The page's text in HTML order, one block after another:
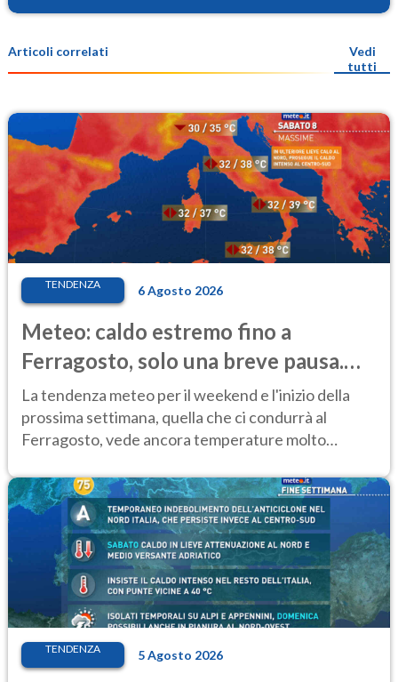
Articoli correlati
Vedi
tutti
TENDENZA 6 Agosto 2026
Meteo: caldo estremo fino a
Ferragosto, solo una breve pausa.
Ecco dove
La tendenza meteo per il weekend e l'inizio della
prossima settimana, quella che ci condurrà al
Ferragosto, vede ancora temperature molto
TENDENZA 5 Agosto 2026